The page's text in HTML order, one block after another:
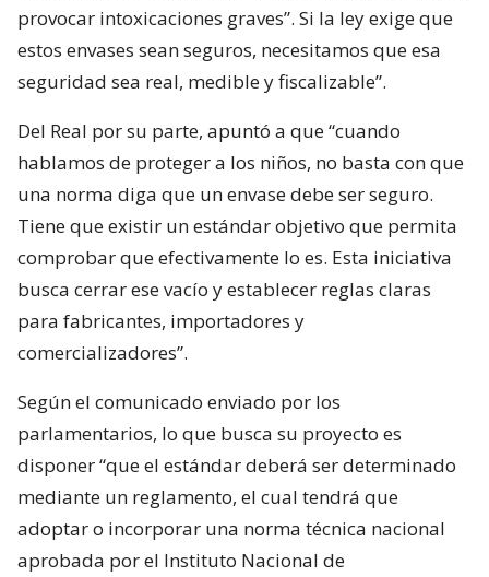
provocar intoxicaciones graves”. Si la ley exige que
estos envases sean seguros, necesitamos que esa
seguridad sea real, medible y fiscalizable”.
Del Real por su parte, apuntó a que “cuando
hablamos de proteger a los niños, no basta con que
una norma diga que un envase debe ser seguro.
Tiene que existir un estándar objetivo que permita
comprobar que efectivamente lo es. Esta iniciativa
busca cerrar ese vacío y establecer reglas claras
para fabricantes, importadores y
comercializadores”.
Según el comunicado enviado por los
parlamentarios, lo que busca su proyecto es
disponer “que el estándar deberá ser determinado
mediante un reglamento, el cual tendrá que
adoptar o incorporar una norma técnica nacional
aprobada por el Instituto Nacional de